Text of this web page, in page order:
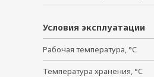
Условия эксплуатации
Рабочая температура, °C
Температура хранения, °C